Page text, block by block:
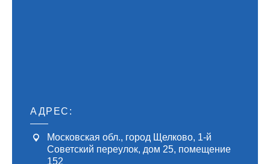
АДРЕС:
Московская обл., город Щелково, 1-й
Советский переулок, дом 25, помещение
152